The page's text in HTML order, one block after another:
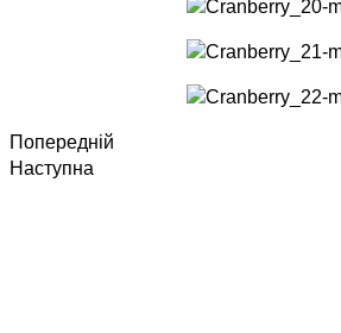
Попередній
Наступна